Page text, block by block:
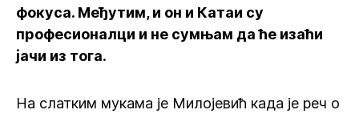
фокуса. Међутим, и он и Катаи су
професионалци и не сумњам да ће изаћи
јачи из тога.
На слатким мукама је Милојевић када је реч о